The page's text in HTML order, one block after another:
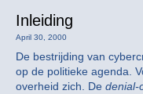
Inleiding
April 30, 2000
De bestrijding van
op de politieke agenda.
overheid zich. De denial-